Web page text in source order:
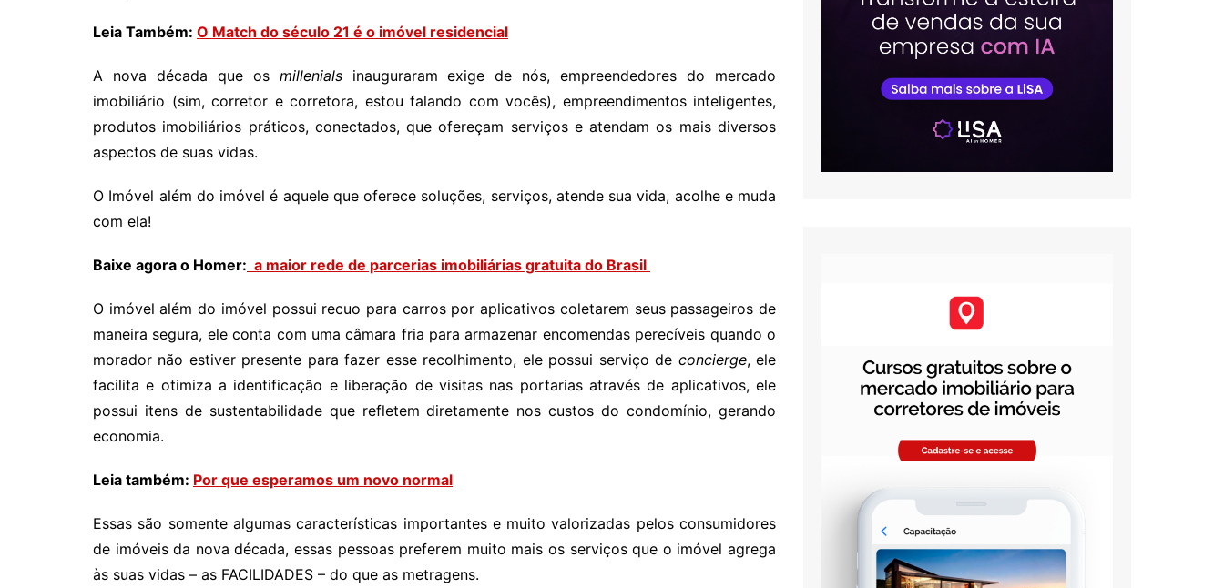
Leia Também: O Match do século 21 é o imóvel residencial
A nova década que os millenialsinauguraram exige de nós, empreendedores do mercado
imobiliário (sim, corretor e corretora, estou falando com vocês), empreendimentos inteligentes,
produtos imobiliários práticos, conectados, que ofereçam serviços e atendam os mais diversos
aspectos de suas vidas.
O Imóvel além do imóvel é aquele que oferece soluções, serviços, atende sua vida, acolhe e muda
com ela!
Baixe agora o Homer: a maior rede de parcerias imobiliárias gratuita do Brasil
O imóvel além do imóvel possui recuo para carros por aplicativos coletarem seus passageiros de
maneira segura, ele conta com uma câmara fria para armazenar encomendas perecíveis quando o
morador não estiver presente para fazer esse recolhimento, ele possui serviço de concierge, ele
facilita e otimiza a identificação e liberação de visitas nas portarias através de aplicativos, ele
possui itens de sustentabilidade que refletem diretamente nos custos do condomínio, gerando
economia.
Leia também: Por que esperamos um novo normal
Essas são somente algumas características importantes e muito valorizadas pelos consumidores
de imóveis da nova década, essas pessoas preferem muito mais os serviços que o imóvel agrega
às suas vidas – as FACILIDADES – do que as metragens.